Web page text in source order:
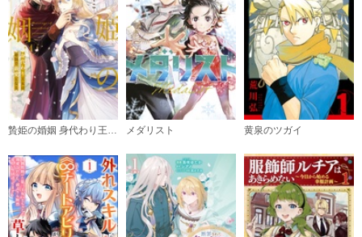
贄姫の婚姻 身代わり王女は帝国で最愛となる【コミックス版】 メダリスト 黄泉のツガイ